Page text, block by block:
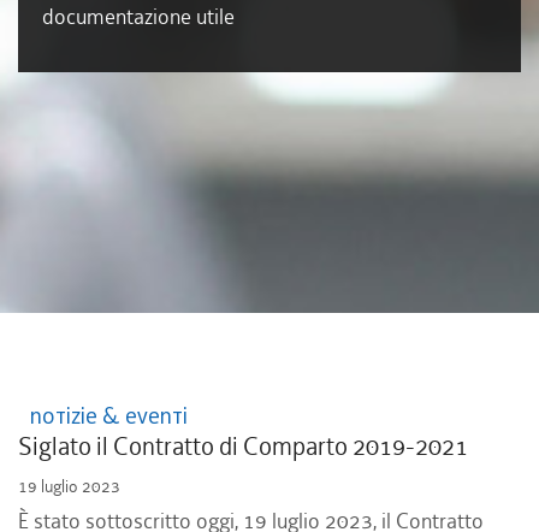
documentazione utile
Notizie & Eventi
Siglato il Contratto di Comparto 2019-2021
19 luglio 2023
È stato sottoscritto oggi, 19 luglio 2023, il Contratto